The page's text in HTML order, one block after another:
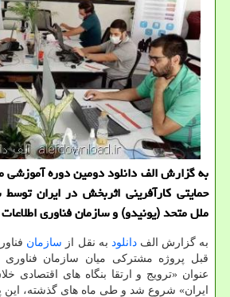
به گزارش الف دانلود دومین دوره آموزشی
حمایتی کارآفرینی اثربخش در ایران
ملل متحد (یونیدو) و سازمان فناوری
به گزارش الفدانلود به نقل از سازمان
عنوان «ترویج و ارتقا بنگاه های اقتصادی
ایران» شروع شد و طی ماه های گذشته، این